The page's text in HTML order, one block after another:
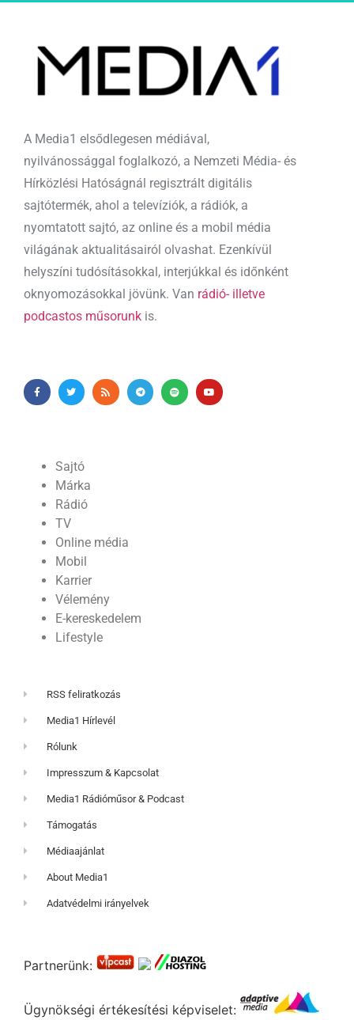
A Media1 elsődlegesen médiával,
nyilvánossággal foglalkozó, a Nemzeti Média- és
Hírközlési Hatóságnál regisztrált digitális
sajtótermék, ahol a televíziók, a rádiók, a
nyomtatott sajtó, az online és a mobil média
világának aktualitásairól olvashat. Ezenkívül
helyszíni tudósításokkal, interjúkkal és időnként
oknyomozásokkal jövünk. Van rádió- illetve
podcastos műsorunk is.
Sajtó
Márka
Rádió
TV
Online média
Mobil
Karrier
Vélemény
E-kereskedelem
Lifestyle
RSS feliratkozás
Media1 Hírlevél
Rólunk
Impresszum & Kapcsolat
Media1 Rádióműsor & Podcast
Támogatás
Médiaajánlat
About Media1
Adatvédelmi irányelvek
Partnerünk:
Ügynökségi értékesítési képviselet: